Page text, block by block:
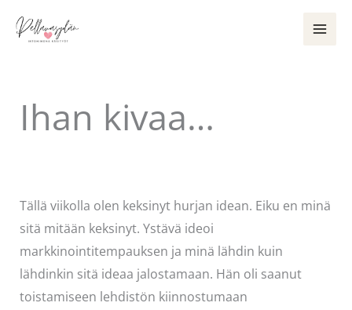
sisältöön
Ihan kivaa…
Tällä viikolla olen keksinyt hurjan idean. Eiku en minä
sitä mitään keksinyt. Ystävä ideoi
markkinointitempauksen ja minä lähdin kuin
lähdinkin sitä ideaa jalostamaan. Hän oli saanut
toistamiseen lehdistön kiinnostumaan